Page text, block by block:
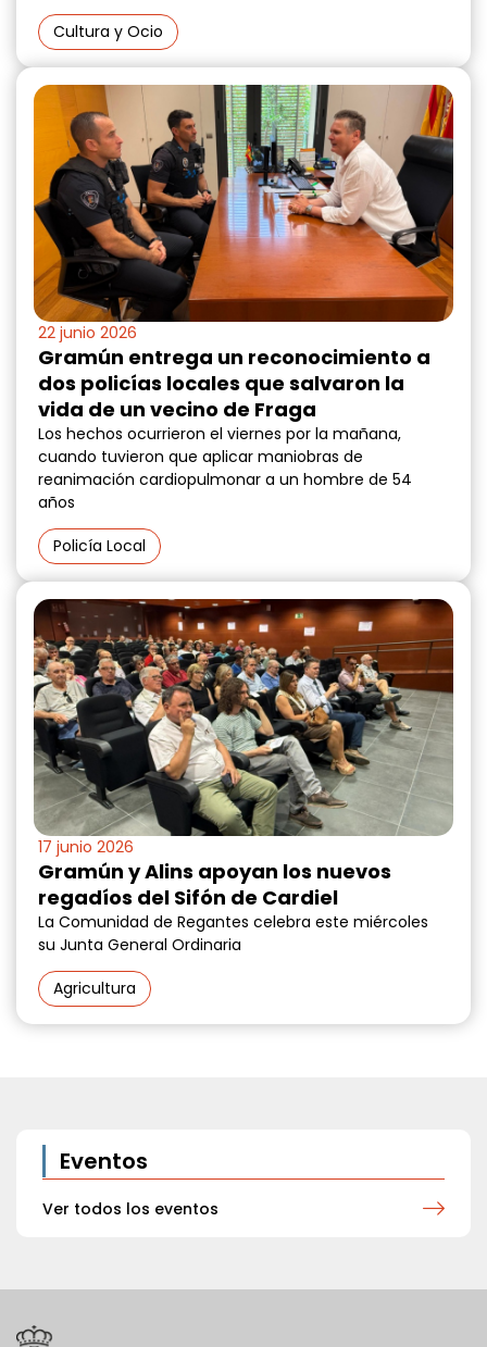
Cultura y Ocio
22 junio 2026
Gramún entrega un reconocimiento a
dos policías locales que salvaron la
vida de un vecino de Fraga
Los hechos ocurrieron el viernes por la mañana,
cuando tuvieron que aplicar maniobras de
reanimación cardiopulmonar a un hombre de 54
años
Policía Local
17 junio 2026
Gramún y Alins apoyan los nuevos
regadíos del Sifón de Cardiel
La Comunidad de Regantes celebra este miércoles
su Junta General Ordinaria
Agricultura
Eventos
Ver todos los eventos